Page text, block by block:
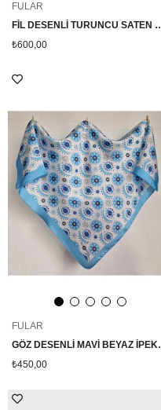
FULAR
FİL DESENLİ
₺600,00
FULAR
GÖZ
₺450,00